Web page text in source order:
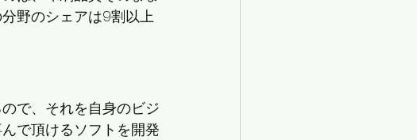
野のシェアは9割以上
で、それを自身のビジ
で頂けるソフトを開発